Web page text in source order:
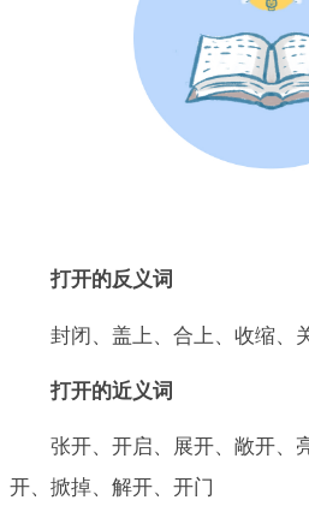
打开的反义词
封闭、盖上、合上、收缩、
打开的近义词
张开、开启、展开、敞开、
开、掀掉、解开、开门